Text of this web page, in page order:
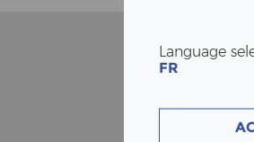
Language
FR
ERNE